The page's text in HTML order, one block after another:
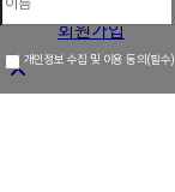
Untitled*
개인정보 수집 및 이용 동의(필수)
회원가입